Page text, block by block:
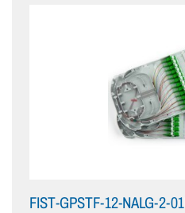
FIST-GPSTF-12-NALG-2-